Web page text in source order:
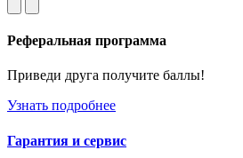
Реферальная программа
Приведи друга получите баллы!
Узнать подробнее
Гарантия и сервис